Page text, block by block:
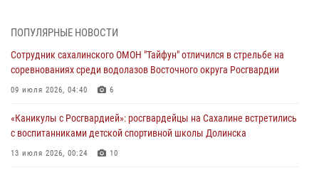
31 июля 2026, 06:56
Сахалинские росгвардейцы стали лучшими на чемпионате
31 июля 2026, 03:59 1
В Управлении Росгвардии по Сахалинской области прошли учебно-
ПОПУЛЯРНЫЕ НОВОСТИ
Сотрудник сахалинского ОМОН "Тайфун" отличился в стрельбе на
соревнованиях среди водолазов Восточного округа Росгвардии
09 июля 2026, 04:40 6
«Каникулы с Росгвардией»: росгвардейцы на Сахалине встретились
с воспитанниками детской спортивной школы Долинска
13 июля 2026, 00:24 10